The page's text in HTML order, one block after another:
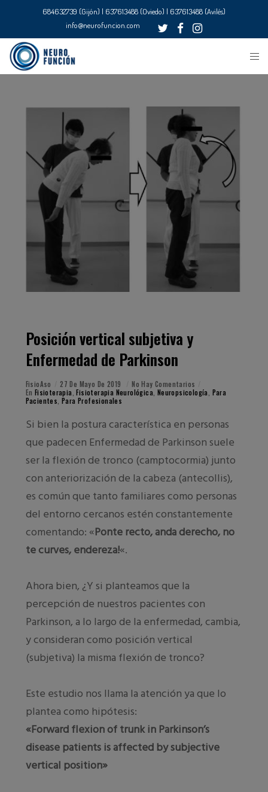
684632739 (Gijón) | 637613488 (Oviedo) | 637613488 (Avilés)
info@neurofuncion.com
Posición vertical subjetiva y
Enfermedad de Parkinson
FisioAso 27 De Mayo De 2019
No Hay Comentarios
En Fisioterapia,Fisioterapia Neurológica, Neuropsicología, Para
Pacientes, Para Profesionales
Si bien la postura característica en personas
que padecen Enfermedad de Parkinson suele
ser la flexión de tronco (camptocormia) junto
con anteriorización de la cabeza (antecollis),
es común que tanto familiares como personas
del entorno cercanos estén constantemente
comentando: «Ponte recto, anda derecho, no
te curves, endereza!«.
Ahora bien, ¿Y si planteamos que la
percepción de nuestros pacientes con
Parkinson, a lo largo de la enfermedad, cambia,
y consideran como posición vertical
(subjetiva) la misma flexión de tronco?
Este estudio nos llama la atención ya que lo
plantea como hipótesis:
«Forward flexion of trunk in Parkinson’s
disease patients is affected by subjective
vertical position»